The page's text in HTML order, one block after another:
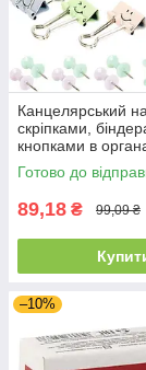
Канцелярський
скріпками,
кнопками в
DL2284
Готово до
89,18 ₴ 99,09 ₴
–10%